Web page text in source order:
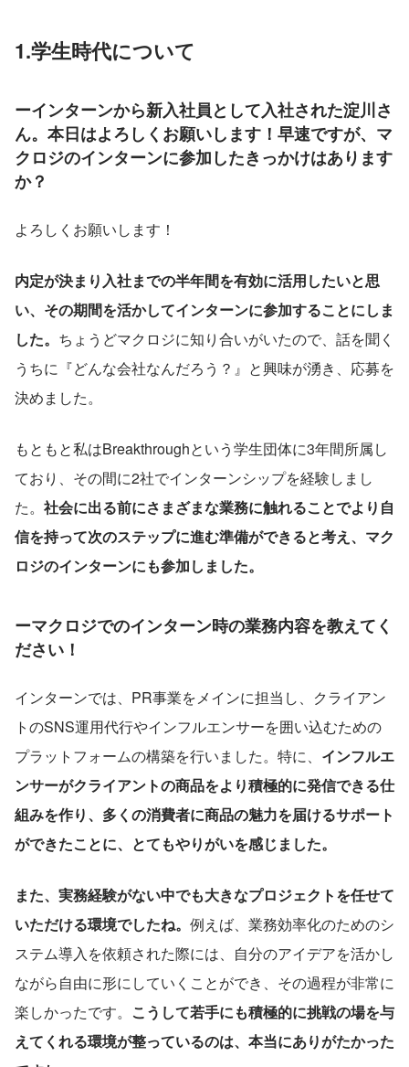
1.学生時代について
ーインターンから新入社員として入社された淀川さ
ん。本日はよろしくお願いします！早速ですが、マ
クロジのインターンに参加したきっかけはあります
か？
よろしくお願いします！
内定が決まり入社までの半年間を有効に活用したいと思
い、その期間を活かしてインターンに参加することにしま
した。 ちょうどマクロジに知り合いがいたので、話を聞く
うちに『どんな会社なんだろう？』と興味が湧き、応募を
決めました。
もともと私はBreakthroughという学生団体に3年間所属し
ており、その間に2社でインターンシップを経験しまし
た。 社会に出る前にさまざまな業務に触れることでより自
信を持って次のステップに進む準備ができると考え、マク
ロジのインターンにも参加しました。
ーマクロジでのインターン時の業務内容を教えてく
ださい！
インターンでは、PR事業をメインに担当し、クライアン
トのSNS運用代行やインフルエンサーを囲い込むための
プラットフォームの構築を行いました。特に、 インフルエ
ンサーがクライアントの商品をより積極的に発信できる仕
組みを作り、多くの消費者に商品の魅力を届けるサポート
ができたことに、とてもやりがいを感じました。
また、実務経験がない中でも大きなプロジェクトを任せて
いただける環境でしたね。 例えば、業務効率化のためのシ
ステム導入を依頼された際には、自分のアイデアを活かし
ながら自由に形にしていくことができ、その過程が非常に
楽しかったです。 こうして若手にも積極的に挑戦の場を与
えてくれる環境が整っているのは、本当にありがたかった